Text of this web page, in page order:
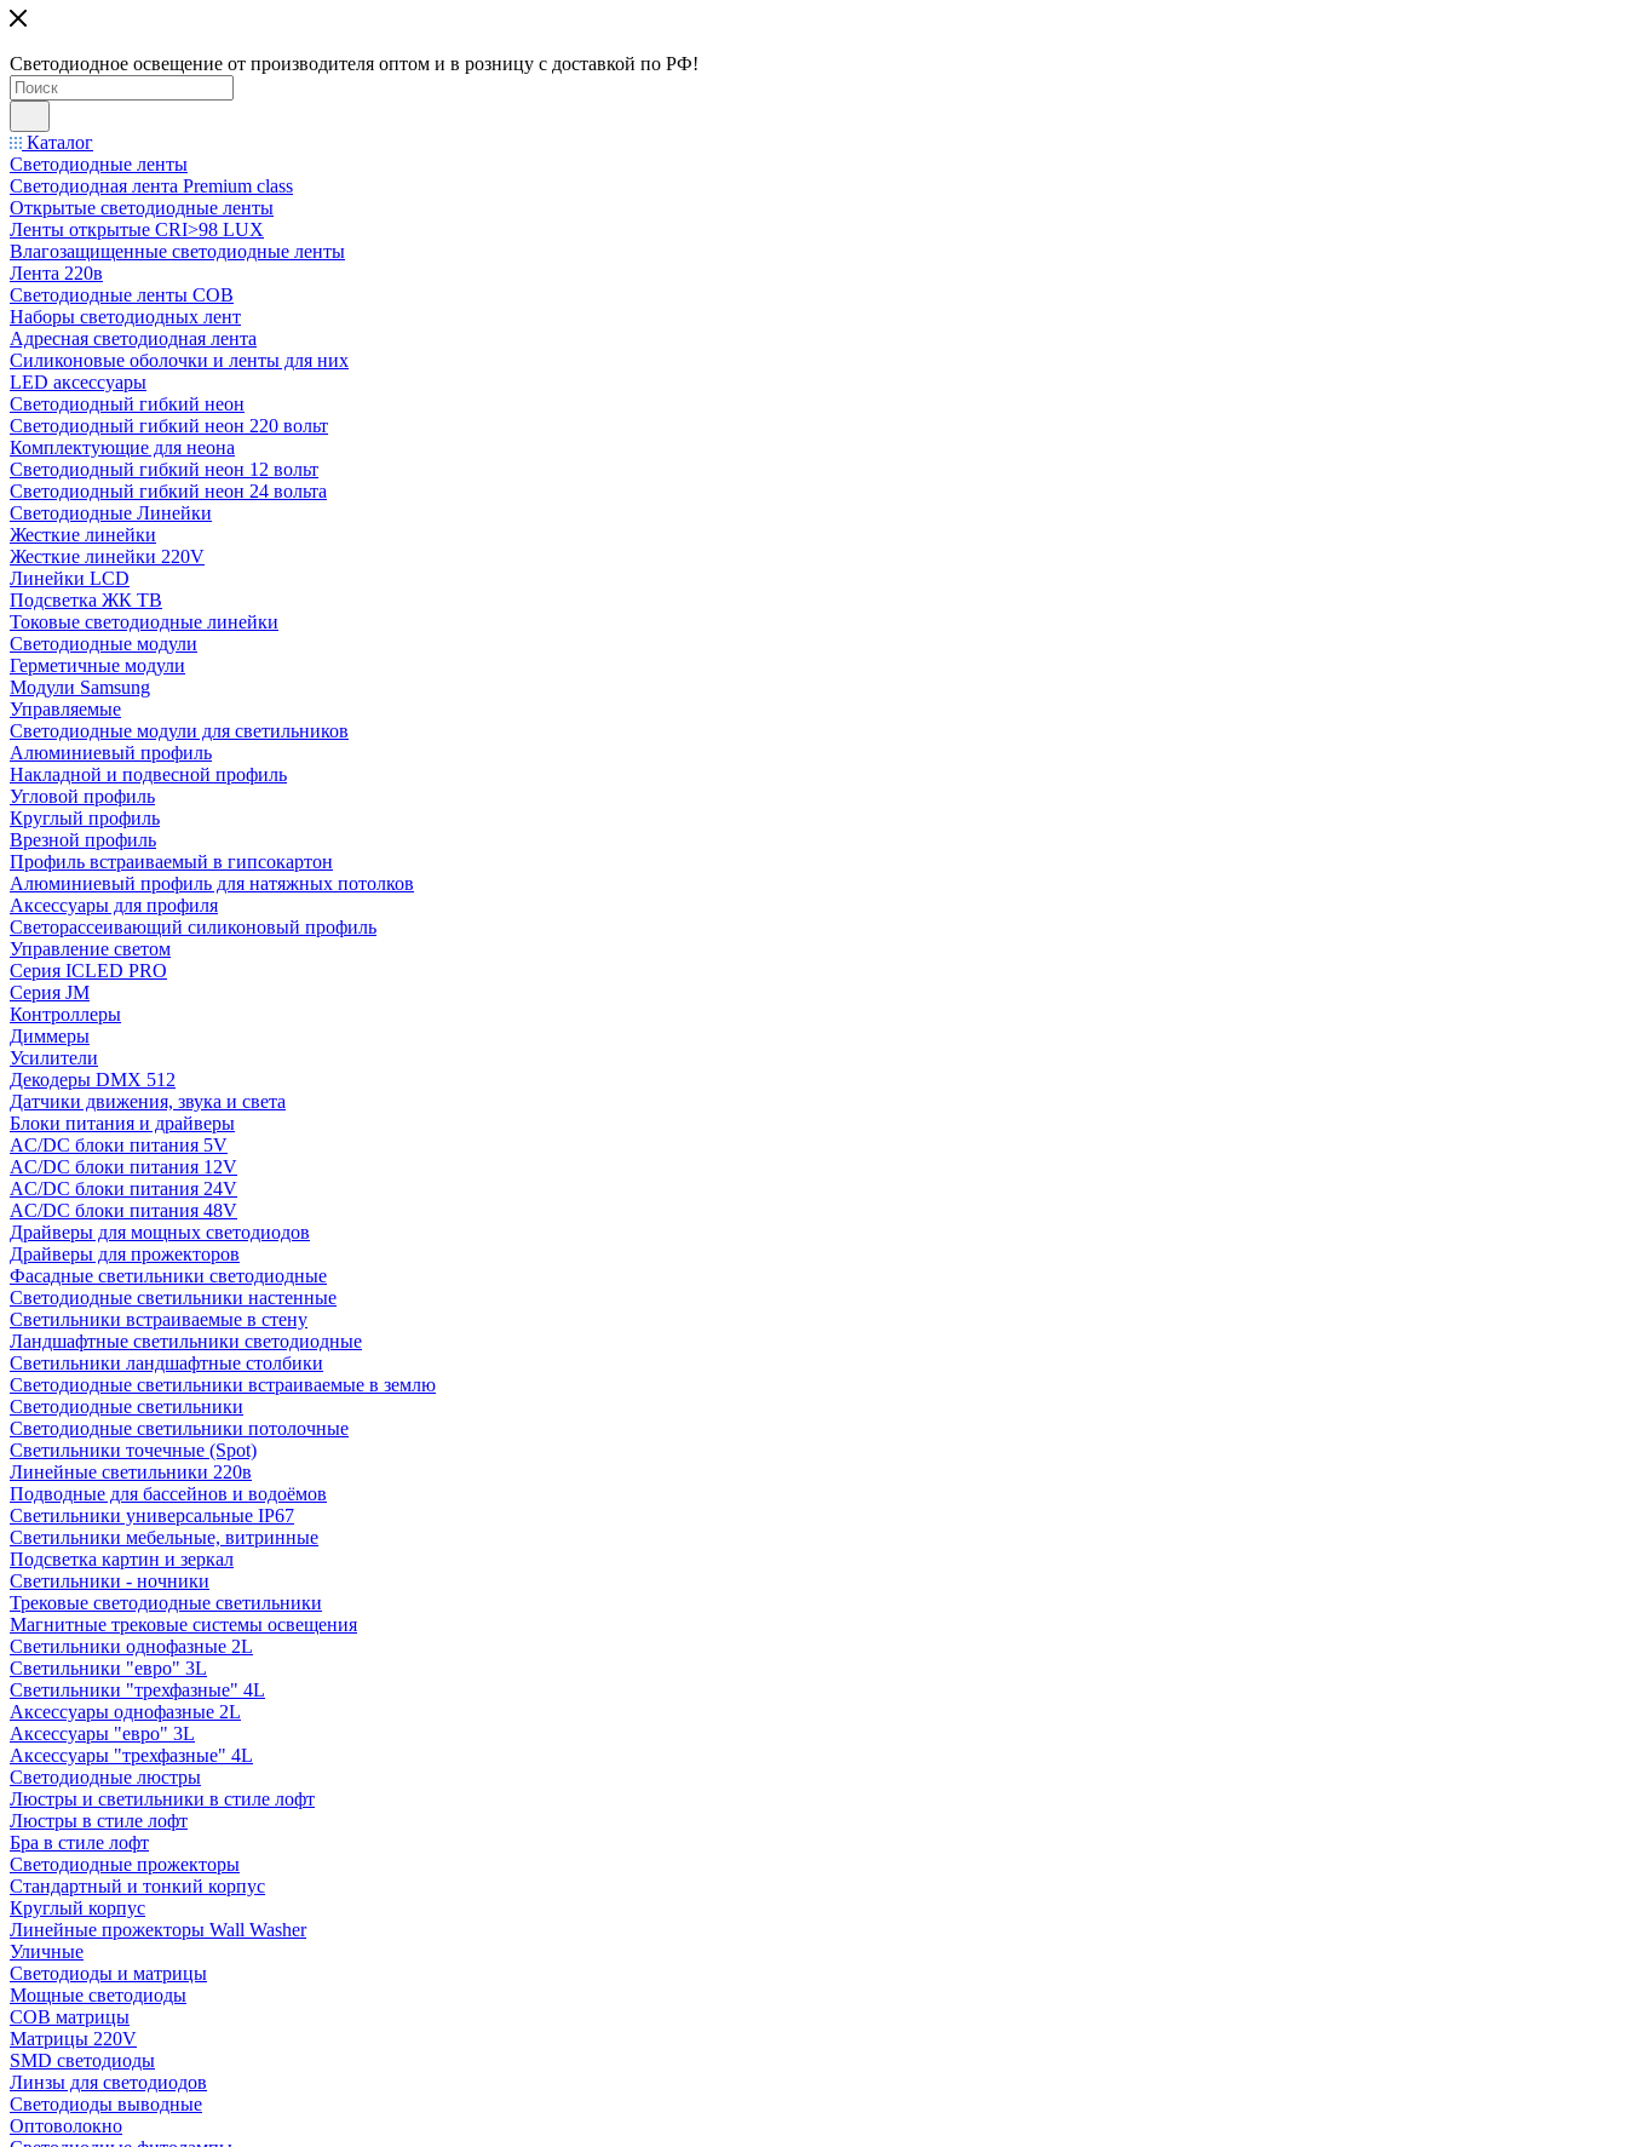
Светодиодное освещение от производителя оптом и в розницу с доставкой по РФ!
Каталог
Светодиодные ленты
Светодиодная лента Premium class
Открытые светодиодные ленты
Ленты открытые CRI>98 LUX
Влагозащищенные светодиодные ленты
Лента 220в
Светодиодные ленты COB
Наборы светодиодных лент
Адресная светодиодная лента
Силиконовые оболочки и ленты для них
LED аксессуары
Светодиодный гибкий неон
Светодиодный гибкий неон 220 вольт
Комплектующие для неона
Светодиодный гибкий неон 12 вольт
Светодиодный гибкий неон 24 вольта
Светодиодные Линейки
Жесткие линейки
Жесткие линейки 220V
Линейки LCD
Подсветка ЖК ТВ
Токовые светодиодные линейки
Светодиодные модули
Герметичные модули
Модули Samsung
Управляемые
Светодиодные модули для светильников
Алюминиевый профиль
Накладной и подвесной профиль
Угловой профиль
Круглый профиль
Врезной профиль
Профиль встраиваемый в гипсокартон
Алюминиевый профиль для натяжных потолков
Аксессуары для профиля
Светорассеивающий силиконовый профиль
Управление светом
Серия ICLED PRO
Серия JM
Контроллеры
Диммеры
Усилители
Декодеры DMX 512
Датчики движения, звука и света
Блоки питания и драйверы
AC/DC блоки питания 5V
AC/DC блоки питания 12V
AC/DC блоки питания 24V
AC/DC блоки питания 48V
Драйверы для мощных светодиодов
Драйверы для прожекторов
Фасадные светильники светодиодные
Светодиодные светильники настенные
Светильники встраиваемые в стену
Ландшафтные светильники светодиодные
Светильники ландшафтные столбики
Светодиодные светильники встраиваемые в землю
Светодиодные светильники
Светодиодные светильники потолочные
Светильники точечные (Spot)
Линейные светильники 220в
Подводные для бассейнов и водоёмов
Светильники универсальные IP67
Светильники мебельные, витринные
Подсветка картин и зеркал
Светильники - ночники
Трековые светодиодные светильники
Магнитные трековые системы освещения
Светильники однофазные 2L
Светильники "евро" 3L
Светильники "трехфазные" 4L
Аксессуары однофазные 2L
Аксессуары "евро" 3L
Аксессуары "трехфазные" 4L
Светодиодные люстры
Люстры и светильники в стиле лофт
Люстры в стиле лофт
Бра в стиле лофт
Светодиодные прожекторы
Стандартный и тонкий корпус
Круглый корпус
Линейные прожекторы Wall Washer
Уличные
Светодиоды и матрицы
Мощные светодиоды
COB матрицы
Матрицы 220V
SMD светодиоды
Линзы для светодиодов
Светодиоды выводные
Оптоволокно